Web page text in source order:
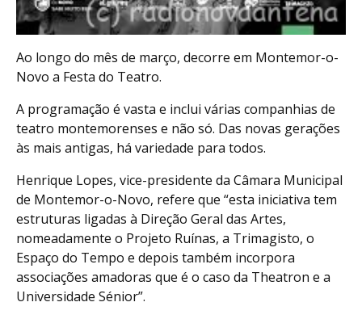
Ao longo do mês de março, decorre em Montemor-o-
Novo a Festa do Teatro.
A programação é vasta e inclui várias companhias de
teatro montemorenses e não só. Das novas gerações
às mais antigas, há variedade para todos.
Henrique Lopes, vice-presidente da Câmara Municipal
de Montemor-o-Novo, refere que “esta iniciativa tem
estruturas ligadas à Direção Geral das Artes,
nomeadamente o Projeto Ruínas, a Trimagisto, o
Espaço do Tempo e depois também incorpora
associações amadoras que é o caso da Theatron e a
Universidade Sénior”.